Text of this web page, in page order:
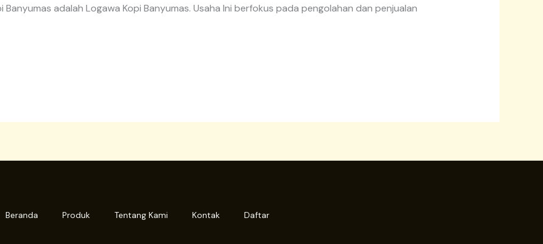
adalah Logawa Kopi Banyumas. Usaha Ini berfokus pada pengolahan dan penjualan
Beranda Produk Tentang Kami Kontak Daftar